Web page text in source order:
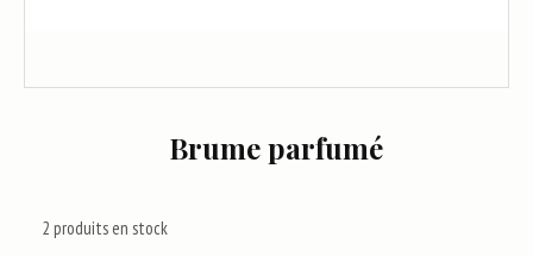
Brume parfumé
2 produits en stock